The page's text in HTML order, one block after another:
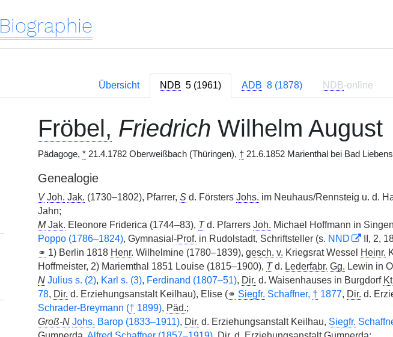
Biographie
Übersicht NDB 5 (1961) ADB 8 (1878) NDB-online
Fröbel, Friedrich Wilhelm August
Pädagoge, *21.4.1782 Oberweißbach (Thüringen), †21.6.1852 Marienthal bei Bad
Genealogie
V Joh. Jak. (1730–1802), Pfarrer, Sd. Försters Johs. im Neuhaus/Rennsteig u. d.
Jahn;
M Jak. Eleonore Friderica (1744–83), Td. Pfarrers Joh. Michael Hoffmann in
Poppo (1786–1824), Gymnasial-Prof. in Rudolstadt, Schriftsteller (s. NND
II, 2,
⚭ 1) Berlin 1818 Henr. Wilhelmine (1780–1839), gesch. v. Kriegsrat Wessel Heinr.
Hoffmeister, 2) Mariemthal 1851 Louise (1815–1900), Td. Lederfabr. Gg. Lewin in
N Julius s. (2), Karl s. (3), Ferdinand (1807–51), Dir. d. Waisenhauses in Burgdorf
78, Dir. d. Erziehungsanstalt Keilhau), Elise (⚭ Siegfr. Schaffner, † 1877, Dir. d.
Schrader-Breymann († 1899), Päd.;
Groß-N Johs. Barop (1833–1911), Dir. d. Erziehungsanstalt Keilhau, Siegfr.